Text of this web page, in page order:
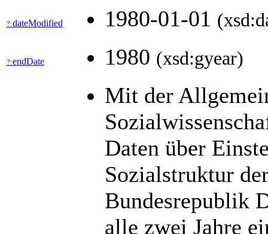
?:dateModified 1980-01-01
?:endDate 1980 (xsd:gyear)
Mit der
Daten über
Sozialstruktur
Bundesrepublik
alle zwei Jahre